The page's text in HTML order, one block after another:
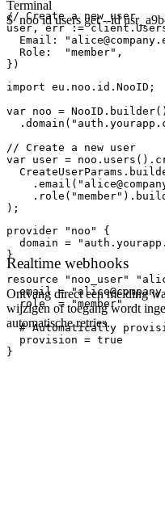
// Create a new user
user, err :=
Email:
Role:
"member" ,
})
import eu.noo.id.NooID ;
var noo = NooID . builder()
  .
domain (
// Create a new user
var user = noo.users().
CreateUserParams .
    .
email (
    .
role ( "member" ).
);
provider
"noo"
{
domain =
}
resource
"noo_user"
email =
role
  =
"member"
# Automatically
provision = true
}
Terminal
$ noo id users get --id
"id" :
"Alice Dupont"
"role": "member",
: true
"last_login": "2026-
"created_at": "2025-
$
Realtime webhooks
Ontvang direct een melding
wijzigen of toegang wordt
automatische retries.